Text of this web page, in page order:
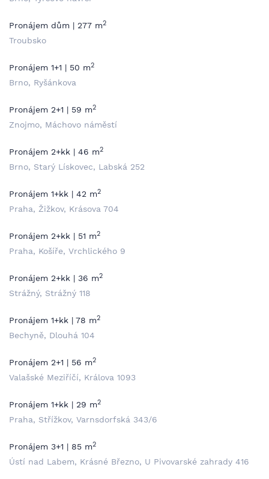
Pronájem dům | 277 m2
Troubsko
Pronájem 1+1 | 50 m2
Brno, Ryšánkova
Pronájem 2+1 | 59 m2
Znojmo, Máchovo náměstí
Pronájem 2+kk | 46 m2
Brno, Starý Lískovec, Labská 252
Pronájem 1+kk | 42 m2
Praha, Žižkov, Krásova 704
Pronájem 2+kk | 51 m2
Praha, Košíře, Vrchlického 9
Pronájem 2+kk | 36 m2
Strážný, Strážný 118
Pronájem 1+kk | 78 m2
Bechyně, Dlouhá 104
Pronájem 2+1 | 56 m2
Valašské Meziříčí, Králova 1093
Pronájem 1+kk | 29 m2
Praha, Střížkov, Varnsdorfská 343/6
Pronájem 3+1 | 85 m2
Ústí nad Labem, Krásné Březno, U Pivovarské zahrady 416